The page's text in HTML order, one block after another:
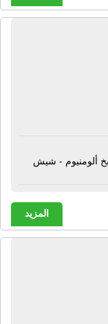
ألومنيوم - شيش
المزيد